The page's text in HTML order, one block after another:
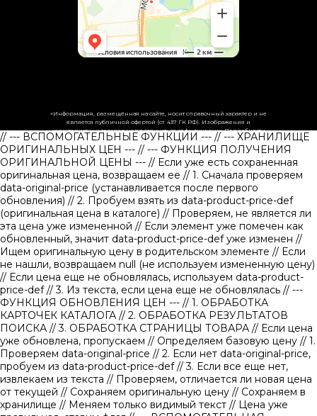
«Информация, размещённая на сайте, носит справочный характер и не
является публичной офертой (ст. 437 ГК РФ). Изображения и
характеристики товаров могут отличаться от фактических. Подробности
уточняйте у менеджеров.»
// --- ВСПОМОГАТЕЛЬНЫЕ ФУНКЦИИ --- // --- ХРАНИЛИЩЕ
ОРИГИНАЛЬНЫХ ЦЕН --- // --- ФУНКЦИЯ ПОЛУЧЕНИЯ
ОРИГИНАЛЬНОЙ ЦЕНЫ --- // Если уже есть сохраненная
оригинальная цена, возвращаем ее // 1. Сначала проверяем
data-original-price (устанавливается после первого
обновления) // 2. Пробуем взять из data-product-price-def
(оригинальная цена в каталоге) // Проверяем, не является ли
эта цена уже измененной // Если элемент уже помечен как
обновленный, значит data-product-price-def уже изменен //
Ищем оригинальную цену в родительском элементе // Если
не нашли, возвращаем null (не используем измененную цену)
// Если цена еще не обновлялась, используем data-product-
price-def// 3. Из текста, если цена еще не обновлялась // ---
ФУНКЦИЯ ОБНОВЛЕНИЯ ЦЕН --- // 1. ОБРАБОТКА
КАРТОЧЕК КАТАЛОГА // 2. ОБРАБОТКА РЕЗУЛЬТАТОВ
ПОИСКА // 3. ОБРАБОТКА СТРАНИЦЫ ТОВАРА // Если цена
уже обновлена, пропускаем // Определяем базовую цену // 1.
Проверяем data-original-price // 2. Если нет data-original-price,
пробуем из data-product-price-def// 3. Если все еще нет,
извлекаем из текста // Проверяем, отличается ли новая цена
от текущей // Сохраняем оригинальную цену // Сохраняем в
хранилище // Меняем только видимый текст // Цена уже